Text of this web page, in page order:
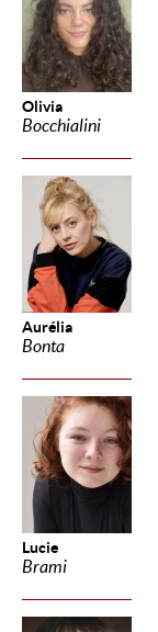
Olivia
Bocchialini
Aurélia
Bonta
Lucie
Brami